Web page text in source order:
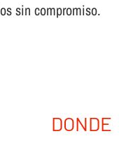
sin compromiso.
DONDE